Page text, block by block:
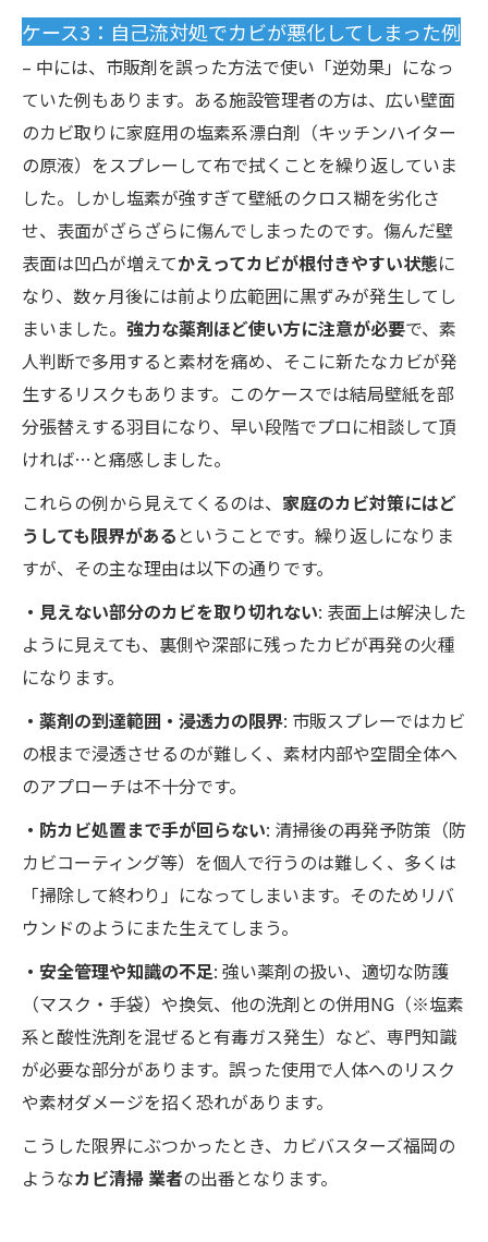
ケース3：自己流対処でカビが悪化してしまった例
– 中には、市販剤を誤った方法で使い「逆効果」になっ
ていた例もあります。ある施設管理者の方は、広い壁面
のカビ取りに家庭用の塩素系漂白剤（キッチンハイター
の原液）をスプレーして布で拭くことを繰り返していま
した。しかし塩素が強すぎて壁紙のクロス糊を劣化さ
せ、表面がざらざらに傷んでしまったのです。傷んだ壁
表面は凹凸が増えてかえってカビが根付きやすい状態に
なり、数ヶ月後には前より広範囲に黒ずみが発生してし
まいました。 強力な薬剤ほど使い方に注意が必要で、素
人判断で多用すると素材を痛め、そこに新たなカビが発
生するリスクもあります。このケースでは結局壁紙を部
分張替えする羽目になり、早い段階でプロに相談して頂
ければ…と痛感しました。
これらの例から見えてくるのは、 家庭のカビ対策にはど
うしても限界がある ということです。繰り返しになりま
すが、その主な理由は以下の通りです。
・見えない部分のカビを取り切れない: 表面上は解決した
ように見えても、裏側や深部に残ったカビが再発の火種
になります。
・薬剤の到達範囲・浸透力の限界: 市販スプレーではカビ
の根まで浸透させるのが難しく、素材内部や空間全体へ
のアプローチは不十分です。
・防カビ処置まで手が回らない: 清掃後の再発予防策（防
カビコーティング等）を個人で行うのは難しく、多くは
「掃除して終わり」になってしまいます。そのためリバ
ウンドのようにまた生えてしまう。
・安全管理や知識の不足: 強い薬剤の扱い、適切な防護
（マスク・手袋）や換気、他の洗剤との併用NG（※塩素
系と酸性洗剤を混ぜると有毒ガス発生）など、専門知識
が必要な部分があります。誤った使用で人体へのリスク
や素材ダメージを招く恐れがあります。
こうした限界にぶつかったとき、カビバスターズ福岡の
ようなカビ清掃 業者の出番となります。